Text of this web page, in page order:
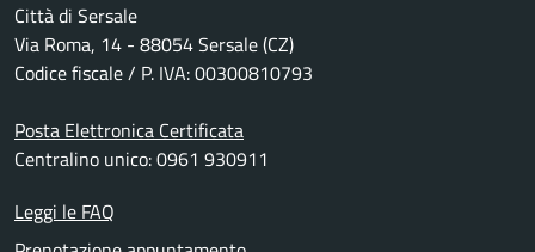
Città di Sersale
Via Roma, 14 - 88054 Sersale (CZ)
Codice fiscale / P. IVA: 00300810793
Posta Elettronica Certificata
Centralino unico: 0961 930911
Leggi le FAQ